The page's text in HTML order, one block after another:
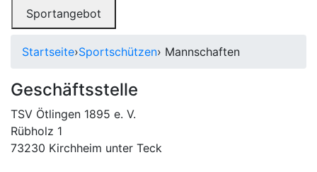
Toggle navigation
Sportangebot
Startseite›Sportschützen› Mannschaften
Geschäftsstelle
TSV Ötlingen 1895 e. V.
Rübholz 1
73230 Kirchheim unter Teck